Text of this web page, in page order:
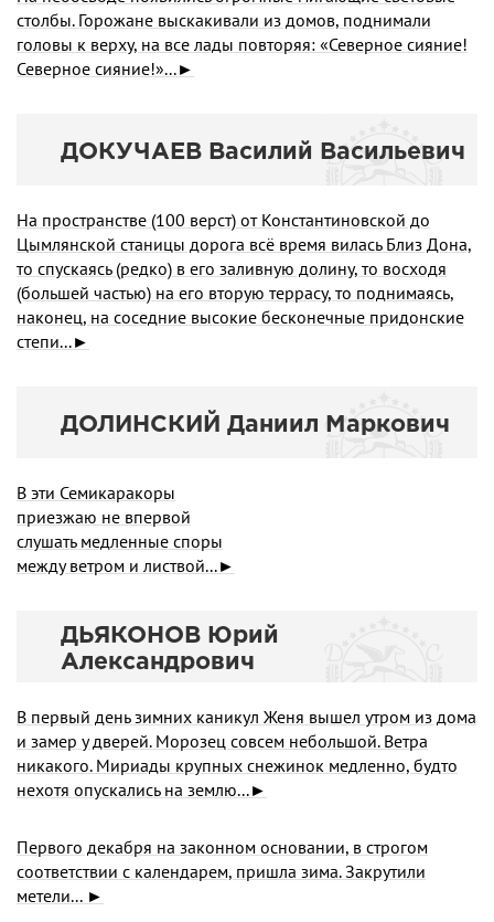
столбы. Горожане выскакивали из домов, поднимали
головы к верху, на все лады повторяя: «Северное сияние!
Северное сияние!»...►
ДОКУЧАЕВ Василий Васильевич
На пространстве (100 верст) от Константиновской до
Цымлянской станицы дорога всё время вилась Близ Дона,
то спускаясь (редко) в его заливную долину, то восходя
(большей частью) на его вторую террасу, то поднимаясь,
наконец, на соседние высокие бесконечные придонские
степи...►
ДОЛИНСКИЙ Даниил Маркович
В эти Семикаракоры
приезжаю не впервой
слушать медленные споры
между ветром и листвой...►
ДЬЯКОНОВ Юрий
Александрович
В первый день зимних каникул Женя вышел утром из дома
и замер у дверей. Морозец совсем небольшой. Ветра
никакого. Мириады крупных снежинок медленно, будто
нехотя опускались на землю...►
Первого декабря на законном основании, в строгом
соответствии с календарем, пришла зима. Закрутили
метели... ►